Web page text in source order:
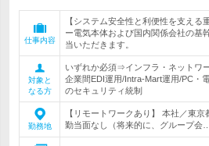
仕事内容
【システム安全性と利便性を支える
ー電気本体および国内関係会社の基
当いただきます。
対象と
なる方
いずれか必須⇒インフラ・ネットワ
企業間EDI運用/Intra-Mart運用/PC・
のセキュリティ統制
勤務地
【リモートワークあり】 本社／東
勤当面なし（将来的に、グループ会…